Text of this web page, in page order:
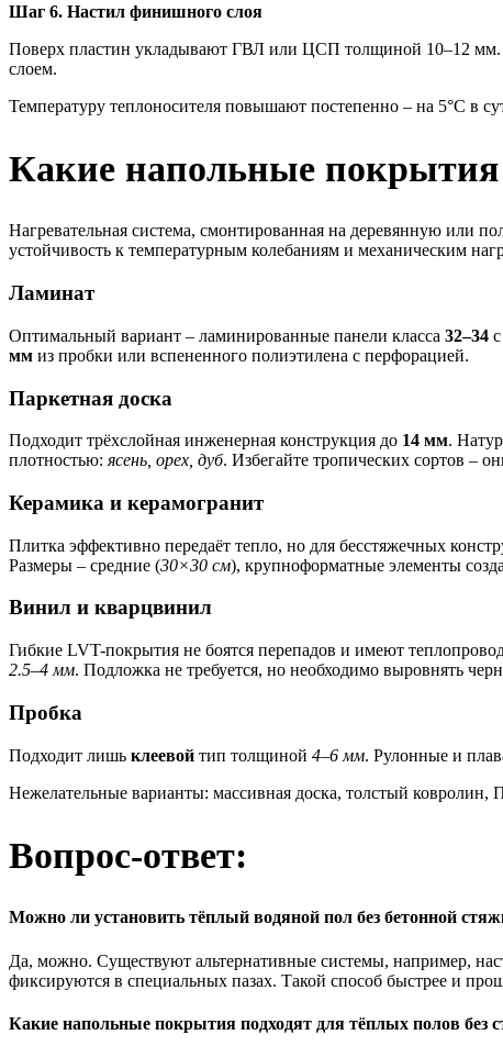
Шаг 6. Настил финишного слоя
Поверх пластин укладывают ГВЛ или ЦСП толщиной 10–12 мм.
слоем.
Температуру теплоносителя повышают постепенно – на 5°C в
Какие напольные
Нагревательная система, смонтированная на деревянную или
устойчивость к температурным колебаниям и механическим
Ламинат
Оптимальный вариант – ламинированные панели класса 32–34
мм из пробки или вспененного полиэтилена с перфорацией.
Паркетная доска
Подходит трёхслойная инженерная конструкция до 14 мм.
плотностью: ясень, орех, дуб. Избегайте тропических сортов –
Керамика и керамогранит
Плитка эффективно передаёт тепло, но для бесстяжечных
Размеры – средние (30×30 см), крупноформатные элементы
Винил и кварцвинил
Гибкие LVT-покрытия не боятся перепадов и имеют
2.5–4 мм. Подложка не требуется, но необходимо выровнять
Пробка
Подходит лишь клеевой тип толщиной 4–6 мм. Рулонные и
Нежелательные варианты: массивная доска, толстый
Вопрос-ответ:
Можно ли установить тёплый водяной пол без бетонной
Да, можно. Существуют альтернативные системы, например,
фиксируются в специальных пазах. Такой способ быстрее и
Какие напольные покрытия подходят для тёплых полов без